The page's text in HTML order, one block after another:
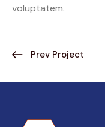
voluptatem.
Prev Project